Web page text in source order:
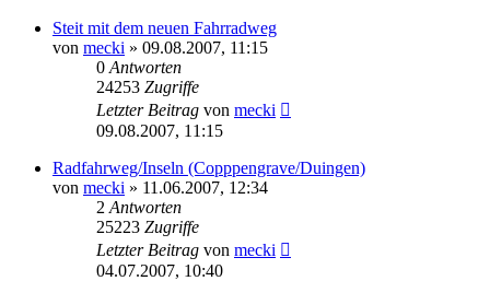
Steit mit dem neuen Fahrradweg
von mecki » 09.08.2007, 11:15
0 Antworten
24253 Zugriffe
Letzter Beitrag von mecki
09.08.2007, 11:15
Radfahrweg/Inseln (Copppengrave/Duingen)
von mecki » 11.06.2007, 12:34
2 Antworten
25223 Zugriffe
Letzter Beitrag von mecki
04.07.2007, 10:40